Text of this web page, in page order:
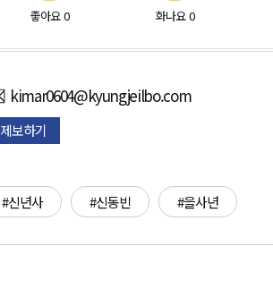
좋아요 0 화나요 0
kimar0604@kyungjeilbo.com
제보하기
#신년사 #신동빈 #을사년